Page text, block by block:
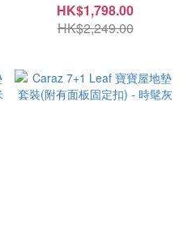
HK$1,798.00
HK$2,249.00